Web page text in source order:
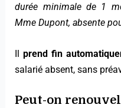
durée minimale de 1
Mme Dupont, absente
Ilprend fin
salarié absent, sans
Peut-on